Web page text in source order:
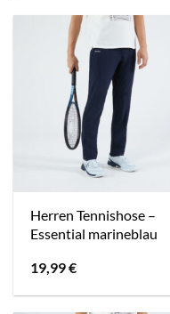
Herren Tennishose –
Essential marineblau
19,99€